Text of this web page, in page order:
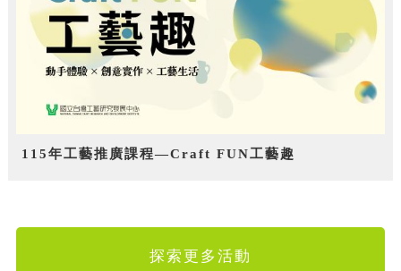
115年工藝推廣課程—Craft FUN工藝趣
探索更多活動